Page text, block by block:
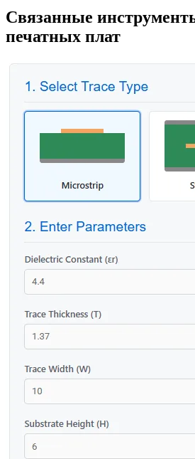
Polyurethane Foam (PUR)
Steel (Carbon)
Связанные
печатных плат